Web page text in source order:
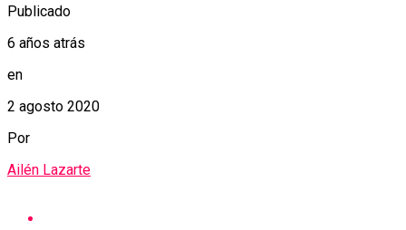
Publicado
6 años atrás
en
2 agosto 2020
Por
Ailén Lazarte